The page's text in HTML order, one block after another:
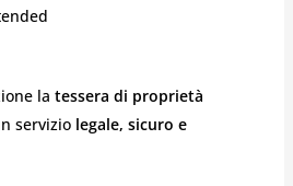
la tessera di proprietà
servizio legale, sicuro e